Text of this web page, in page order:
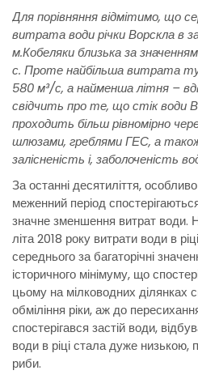
Для порівняння відмітимо, що
витрата води річки Ворскла в
м.Кобеляки близька за
с. Проте найбільша витрата
580 м³/с, а найменша літня –
свідчить про те, що стік води
проходить більш рівномірно
шлюзами, греблями ГЕС, а
залісненість і, заболоченість
За останні десятиліття, особливо
меженний період
значне зменшення витрат води.
літа 2018 року витрати води в
середнього за багаторічні
історичного мінімуму, що
цьому на мілководних ділянках
обміління ріки, аж до
спостерігався застій води,
води в ріці стала дуже низькою,
риби.